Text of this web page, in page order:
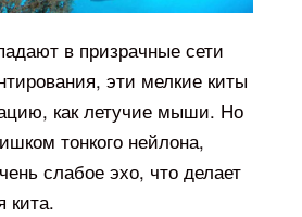
в призрачные сети
эти мелкие киты
как летучие мыши. Но
тонкого нейлона,
слабое эхо, что делает
кита.